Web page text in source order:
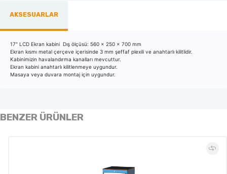
AKSESUARLAR
17" LCD Ekran kabini Dış ölçüsü: 560 x 250 x 700 mm
Ekran kısmı metal çerçeve içerisinde 3 mm şeffaf plexili ve anahtarlı kilitlidir.
Kabinimizin havalandırma kanalları mevcuttur.
Ekran kabini anahtarlı kilitlenmeye uygundur.
Masaya veya duvara montaj için uygundur.
BENZER ÜRÜNLER